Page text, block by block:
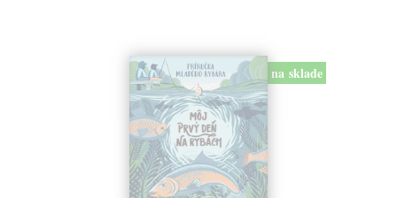
na sklade